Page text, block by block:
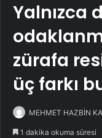
Yalnızca
zürafa
üç farkı
MEHMET HAZBİN
1 dakika okuma süresi